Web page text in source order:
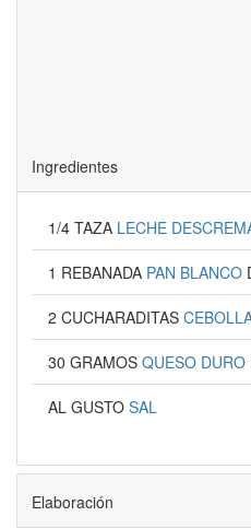
Ingredientes
1/4 TAZA LECHE
1 REBANADA PAN BLANCO
2 CUCHARADITAS
30 GRAMOS QUESO DURO
AL GUSTO SAL
Elaboración